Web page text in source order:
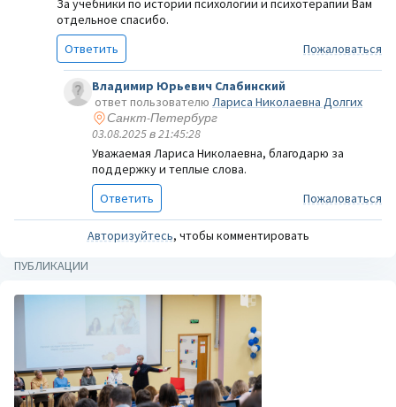
За учебники по истории психологии и психотерапии Вам
отдельное спасибо.
Ответить
Пожаловаться
Владимир Юрьевич Слабинский
ответ пользователю Лариса Николаевна Долгих
Санкт-Петербург
03.08.2025 в 21:45:28
Уважаемая Лариса Николаевна, благодарю за
поддержку и теплые слова.
Ответить
Пожаловаться
Авторизуйтесь, чтобы комментировать
ПУБЛИКАЦИИ